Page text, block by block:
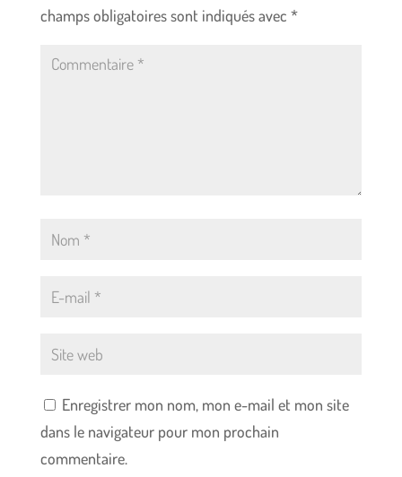
champs obligatoires sont indiqués avec *
Enregistrer mon nom, mon e-mail et mon site
dans le navigateur pour mon prochain
commentaire.